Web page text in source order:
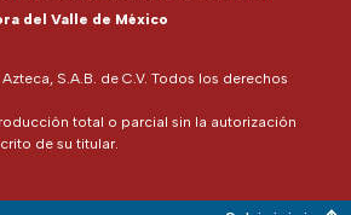
S.A.B. de C.V. Todos los derechos
total o parcial sin la autorización
de su titular.
del Valle de México